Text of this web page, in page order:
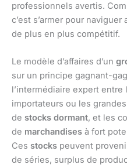
professionnels avertis.
c’est s’armer pour
de plus en plus compétitif.
Le modèle d’affaires d’un
sur un principe gagnant-
l’intermédiaire expert entre
importateurs ou les
de stocks dormant, et les
de marchandises à fort
Ces stocks peuvent
de séries, surplus de